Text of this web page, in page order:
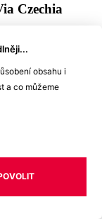
Czechia
i akcím dřív než
obsahu i
a co můžeme